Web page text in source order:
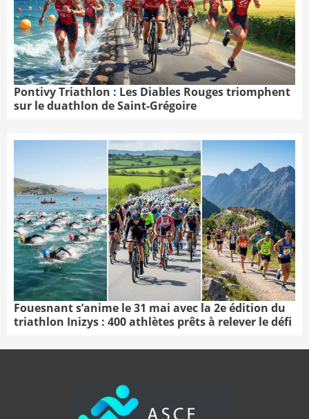
Pontivy Triathlon : Les Diables Rouges triomphent
sur le duathlon de Saint-Grégoire
Fouesnant s’anime le 31 mai avec la 2e édition du
triathlon Inizys : 400 athlètes prêts à relever le défi